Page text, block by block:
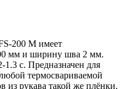
200 M имеет
мм и ширину шва 2 мм.
1.3 с. Предназначен для
термосвариваемой
из рукава такой же плёнки.